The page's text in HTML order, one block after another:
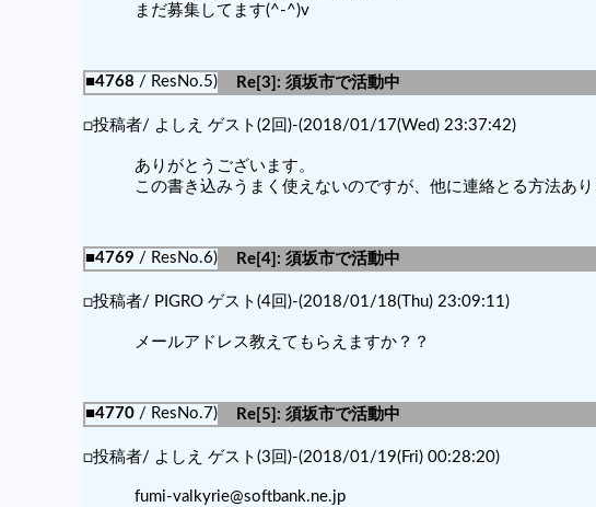
まだ募集してます(^-^)v
■4768 / ResNo.5)
Re[3]: 須坂市で活動中
□投稿者/ よしえ ゲスト(2回)-(2018/01/17(Wed) 23:37:42)
ありがとうございます。
この書き込みうまく使えないのですが、他に連絡とる方法あ
■4769 / ResNo.6)
Re[4]: 須坂市で活動中
□投稿者/ PIGRO ゲスト(4回)-(2018/01/18(Thu) 23:09:11)
メールアドレス教えてもらえますか？？
■4770/ ResNo.7)
Re[5]: 須坂市で活動中
□投稿者/ よしえ ゲスト(3回)-(2018/01/19(Fri) 00:28:20)
fumi-valkyrie@softbank.ne.jp